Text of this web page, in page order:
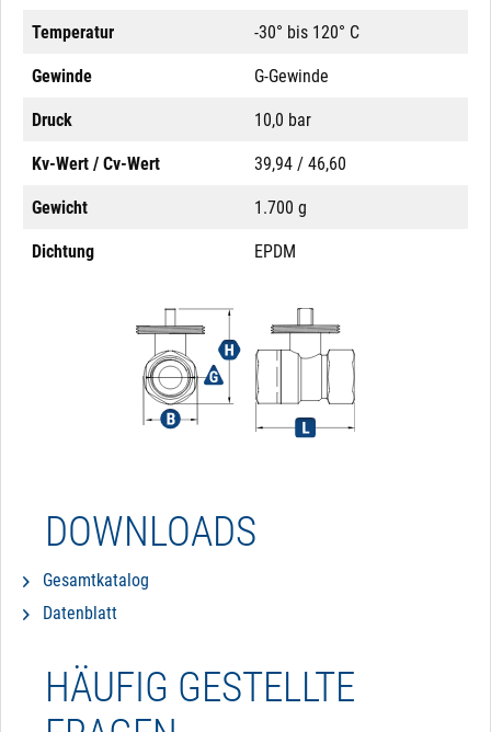
Temperatur -30° bis 120° C
Gewinde G-Gewinde
Druck 10,0 bar
Kv-Wert / Cv-Wert 39,94 / 46,60
Gewicht 1.700 g
Dichtung EPDM
DOWNLOADS
Gesamtkatalog
Datenblatt
HÄUFIG GESTELLTE